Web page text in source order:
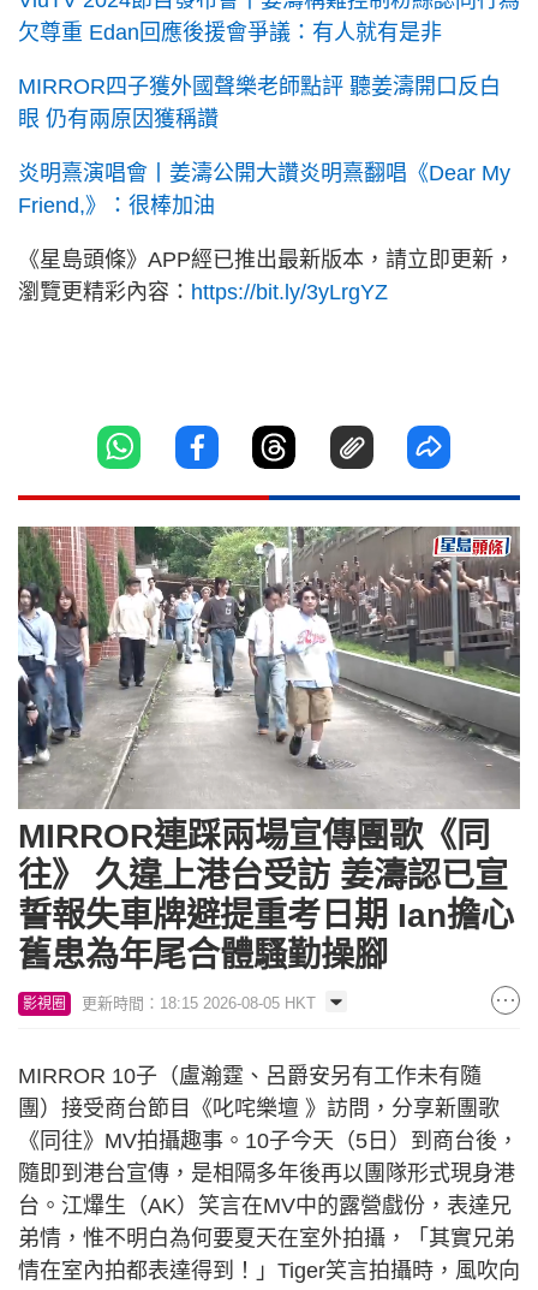
欠尊重 Edan回應後援會爭議：有人就有是非
MIRROR四子獲外國聲樂老師點評 聽姜濤開口反白
眼 仍有兩原因獲稱讚
炎明熹演唱會丨姜濤公開大讚炎明熹翻唱《Dear My
Friend,》：很棒加油
《星島頭條》APP經已推出最新版本，請立即更新，
瀏覽更精彩內容： https://bit.ly/3yLrgYZ
Unmute Loaded
4.43%
MIRROR連踩兩場宣傳團歌《同
往》 久違上港台受訪 姜濤認已宣
誓報失車牌避提重考日期 Ian擔心
舊患為年尾合體騷勤操腳
影視圈 更新時間：18:15 2026-08-05 HKT
MIRROR 10子（盧瀚霆、呂爵安另有工作未有隨
團）接受商台節目《叱咤樂壇 》訪問，分享新團歌
《同往》MV拍攝趣事。10子今天（5日）到商台後，
隨即到港台宣傳，是相隔多年後再以團隊形式現身港
台。江𤒹生（AK）笑言在MV中的露營戲份，表達兄
弟情，惟不明白為何要夏天在室外拍攝，「其實兄弟
情在室內拍都表達得到！」Tiger笑言拍攝時，風吹向